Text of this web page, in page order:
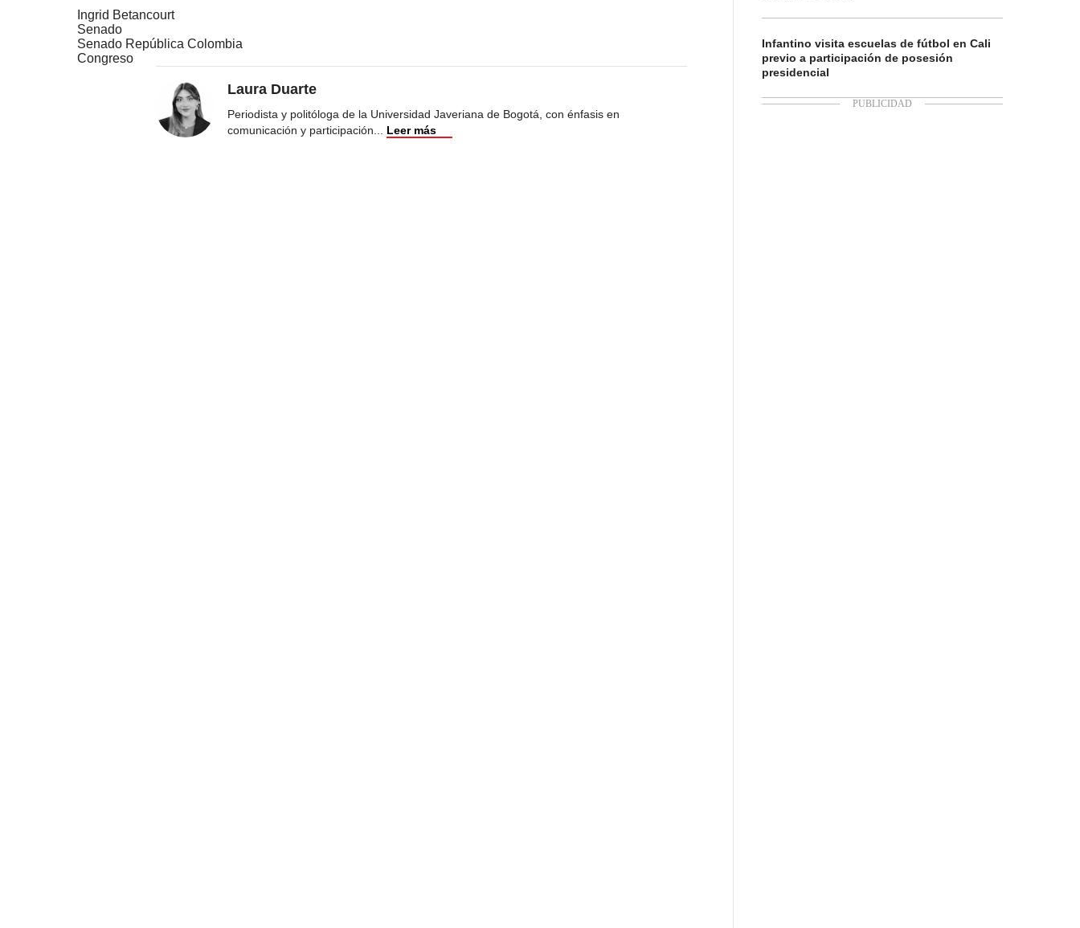
Ingrid Betancourt
Senado
Senado República Colombia
Congreso
Laura Duarte
Periodista y politóloga de la Universidad Javeriana de Bogotá, con énfasis en
comunicación y participación... Leer más
Infantino visita escuelas de fútbol en Cali
previo a participación de posesión
presidencial